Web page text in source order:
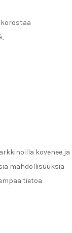
kovenee ja
mahdollisuuksia
tietoa